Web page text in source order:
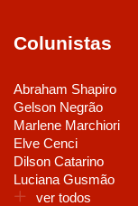
Colunistas
Abraham Shapiro
Gelson Negrão
Marlene Marchiori
Elve Cenci
Dilson Catarino
Luciana Gusmão
ver todos